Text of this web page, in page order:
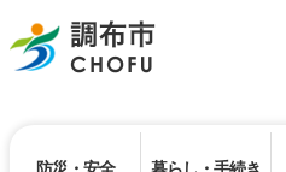
調布市
防災・安全 暮らし・手続き